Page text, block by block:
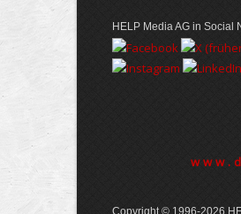
HELP Media AG in Social